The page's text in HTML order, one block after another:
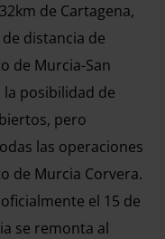
de Cartagena,
distancia de
de Murcia-San
la posibilidad de
pero
las operaciones
de Murcia Corvera.
el 15 de
se remonta al